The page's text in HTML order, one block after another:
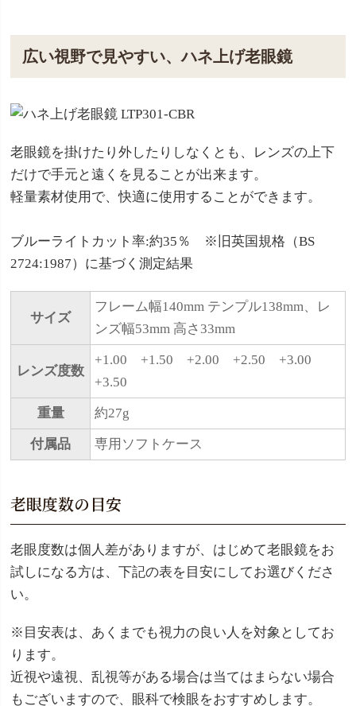
広い視野で見やすい、ハネ上げ老眼鏡
老眼鏡を掛けたり外したりしなくとも、レンズの上下
だけで手元と遠くを見ることが出来ます。
軽量素材使用で、快適に使用することができます。
ブルーライトカット率:約35％ ※旧英国規格（BS
2724:1987）に基づく測定結果
サイズ
フレーム幅140mm テンプル138mm、レ
ンズ幅53mm 高さ33mm
レンズ度数
+1.00 +1.50 +2.00 +2.50 +3.00
+3.50
重量 約27g
付属品 専用ソフトケース
老眼度数の目安
老眼度数は個人差がありますが、はじめて老眼鏡をお
試しになる方は、下記の表を目安にしてお選びくださ
い。
※目安表は、あくまでも視力の良い人を対象としてお
ります。
近視や遠視、乱視等がある場合は当てはまらない場合
もございますので、眼科で検眼をおすすめします。